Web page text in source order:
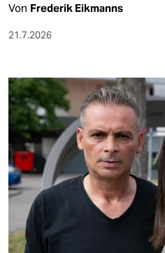
Von Frederik Eikmanns
21.7.2026